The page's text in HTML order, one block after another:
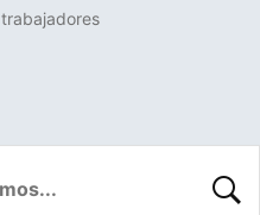
trabajadores